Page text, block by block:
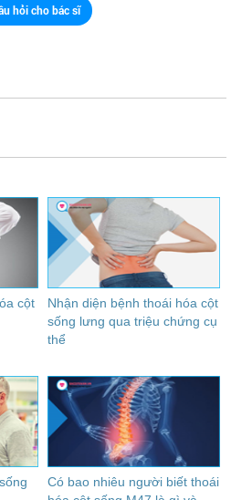
hỏi cho bác sĩ
cột
Nhận diện bệnh thoái hóa cột
sống lưng qua triệu chứng cụ
thể
Có bao nhiêu người biết thoái